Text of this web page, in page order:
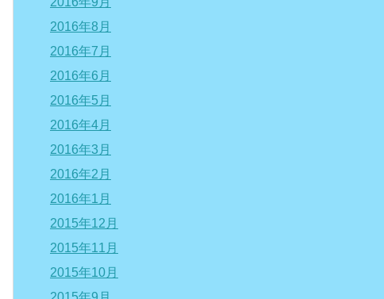
2016年8月
2016年7月
2016年6月
2016年5月
2016年4月
2016年3月
2016年2月
2016年1月
2015年12月
2015年11月
2015年10月